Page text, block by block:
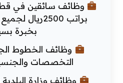
وظائف سائقين في
براتب
بخبرة
وظائف الخطوط
التخصصات